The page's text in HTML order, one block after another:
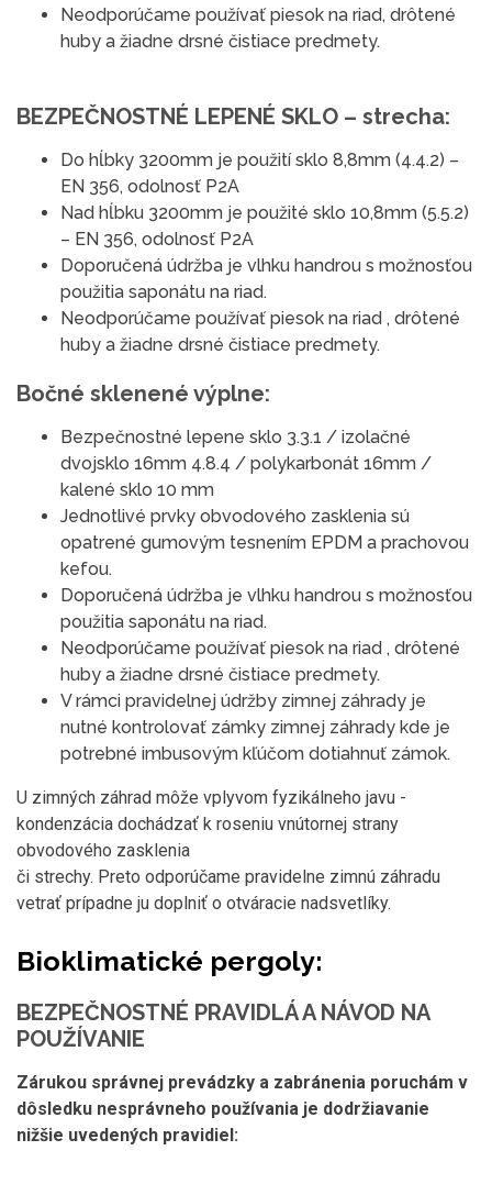
Neodporúčame používať piesok na riad, drôtené
huby a žiadne drsné čistiace predmety.
BEZPEČNOSTNÉ LEPENÉ SKLO – strecha:
Do hĺbky 3200mm je použití sklo 8,8mm (4.4.2) –
EN 356, odolnosť P2A
Nad hĺbku 3200mm je použité sklo 10,8mm (5.5.2)
– EN 356, odolnosť P2A
Doporučená údržba je vlhku handrou s možnosťou
použitia saponátu na riad.
Neodporúčame používať piesok na riad , drôtené
huby a žiadne drsné čistiace predmety.
Bočné sklenené výplne:
Bezpečnostné lepene sklo 3.3.1 / izolačné
dvojsklo 16mm 4.8.4 / polykarbonát 16mm /
kalené sklo 10 mm
Jednotlivé prvky obvodového zasklenia sú
opatrené gumovým tesnením EPDM a prachovou
kefou.
Doporučená údržba je vlhku handrou s možnosťou
použitia saponátu na riad.
Neodporúčame používať piesok na riad , drôtené
huby a žiadne drsné čistiace predmety.
V rámci pravidelnej údržby zimnej záhrady je
nutné kontrolovať zámky zimnej záhrady kde je
potrebné imbusovým kľúčom dotiahnuť zámok.
U zimných záhrad môže vplyvom fyzikálneho javu -
kondenzácia dochádzať k roseniu vnútornej strany
obvodového zasklenia
či strechy. Preto odporúčame pravidelne zimnú záhradu
vetrať prípadne ju doplniť o otváracie nadsvetlíky.
Bioklimatické pergoly:
BEZPEČNOSTNÉ PRAVIDLÁ A NÁVOD NA
POUŽÍVANIE
Zárukou správnej prevádzky a zabránenia poruchám v
dôsledku nesprávneho používania je dodržiavanie
nižšie uvedených pravidiel: